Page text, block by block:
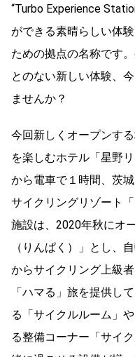
“Turbo Experience
ができる素晴らしい体
ための拠点の名称です
とのない新しい体験、
ませんか？
今回新しくオープンす
を楽しむホテル「星野
から電車で１時間、茨
サイクリングリゾート
施設は、2020年秋にオ
（りんぱく）」とし、
からサイクリング上級
「ハマる」旅を提供し
る「サイクルルーム」
る整備コーナー「サイ